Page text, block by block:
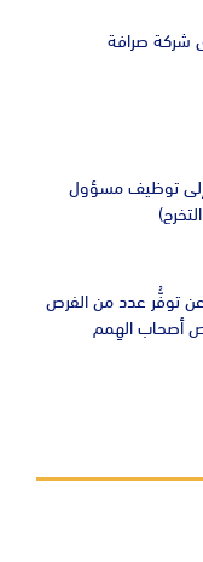
صرافة
توظيف مسؤول
توفُّر عدد من الفرص
أصحاب الهِمم